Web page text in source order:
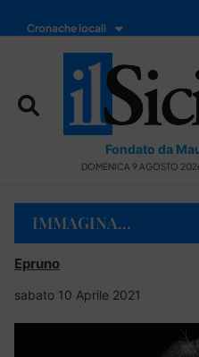
Cronache locali
Fondato da
DOMENICA 9 AGOSTO
IMMAGINA…
Epruno
sabato 10 Aprile 2021